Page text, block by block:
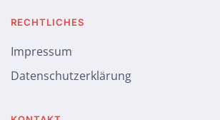
RECHTLICHES
Impressum
Datenschutzerklärung